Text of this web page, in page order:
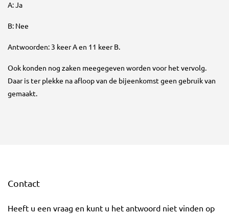
A: Ja
B: Nee
Antwoorden: 3 keer A en 11 keer B.
Ook konden nog zaken meegegeven worden voor het vervolg.
Daar is ter plekke na afloop van de bijeenkomst geen gebruik van
gemaakt.
Contact
Heeft u een vraag en kunt u het antwoord niet vinden op